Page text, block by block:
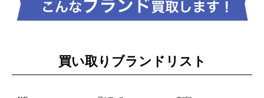
買い取りブランドリスト